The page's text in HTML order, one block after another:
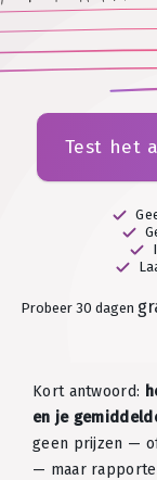
Test het
Probeer 30 dagen
Kort antwoord:
en je
geen prijzen —
— maar